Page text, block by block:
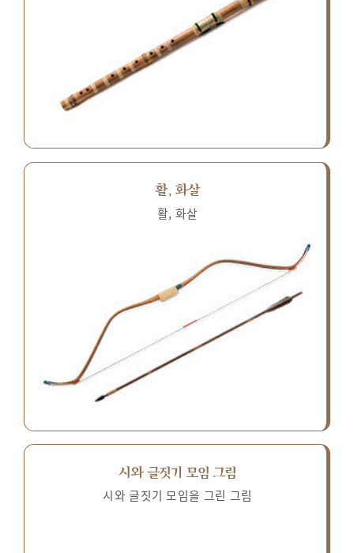
활, 화살
활, 화살
시와 글짓기 모임 그림
시와 글짓기 모임을 그린 그림